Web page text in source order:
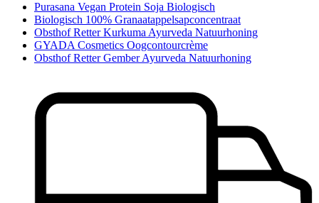
Purasana Vegan Protein Soja Biologisch
Biologisch 100% Granaatappelsapconcentraat
Obsthof Retter Kurkuma Ayurveda Natuurhoning
GYADA Cosmetics Oogcontourcrème
Obsthof Retter Gember Ayurveda Natuurhoning